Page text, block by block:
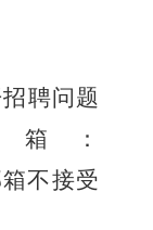
聘问题
：
箱不接受